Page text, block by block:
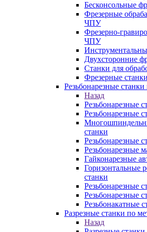
Бесконсольные
Фрезерные
ЧПУ
Фрезерно-
ЧПУ
Двухсторонние
Станки для
Фрезерные
Резьбонарезные
Назад
Резьбонарезные
Резьбонарезные
станки
Резьбонарезные
Резьбонарезные
Гайконарезные
Горизонтальные
станки
Резьбонарезные
Резьбонарезные
Резьбонакатные
Разрезные станки по
Назад